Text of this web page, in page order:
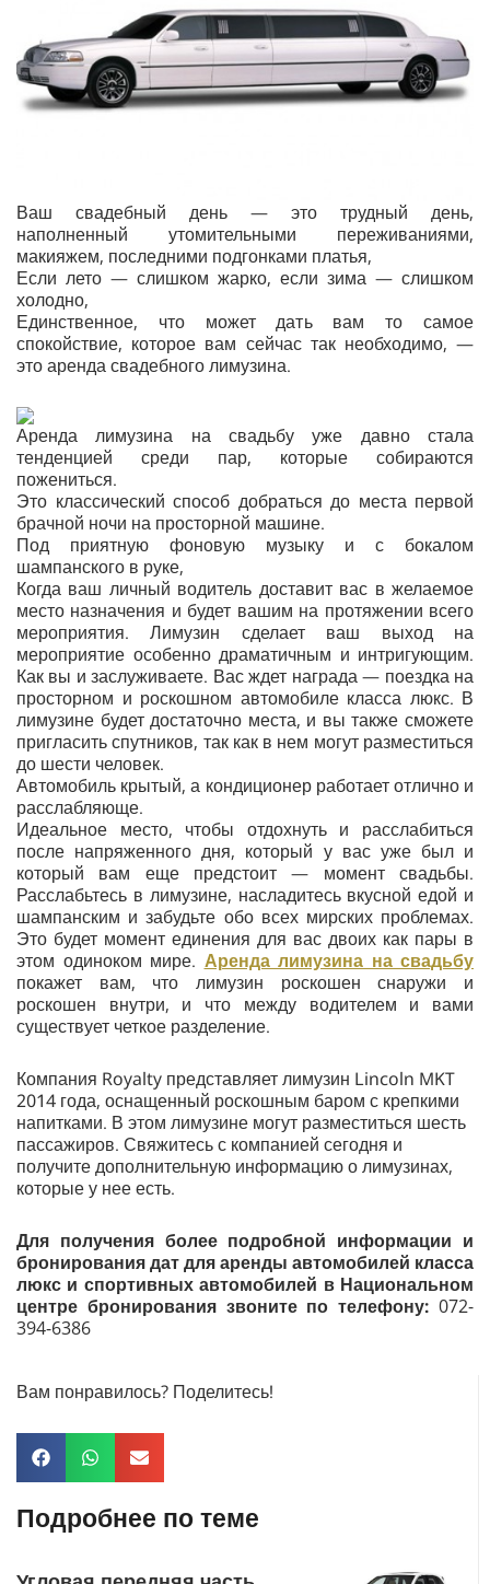
Ваш свадебный день — это трудный день,
наполненный утомительными переживаниями,
макияжем, последними подгонками платья,
Если лето — слишком жарко, если зима — слишком
холодно,
Единственное, что может дать вам то самое
спокойствие, которое вам сейчас так необходимо, —
это аренда свадебного лимузина.
Аренда лимузина на свадьбу уже давно стала
тенденцией среди пар, которые собираются
пожениться.
Это классический способ добраться до места первой
брачной ночи на просторной машине.
Под приятную фоновую музыку и с бокалом
шампанского в руке,
Когда ваш личный водитель доставит вас в желаемое
место назначения и будет вашим на протяжении всего
мероприятия. Лимузин сделает ваш выход на
мероприятие особенно драматичным и интригующим.
Как вы и заслуживаете. Вас ждет награда — поездка на
просторном и роскошном автомобиле класса люкс. В
лимузине будет достаточно места, и вы также сможете
пригласить спутников, так как в нем могут разместиться
до шести человек.
Автомобиль крытый, а кондиционер работает отлично и
расслабляюще.
Идеальное место, чтобы отдохнуть и расслабиться
после напряженного дня, который у вас уже был и
который вам еще предстоит — момент свадьбы.
Расслабьтесь в лимузине, насладитесь вкусной едой и
шампанским и забудьте обо всех мирских проблемах.
Это будет момент единения для вас двоих как пары в
этом одиноком мире. Аренда лимузина на свадьбу
покажет вам, что лимузин роскошен снаружи и
роскошен внутри, и что между водителем и вами
существует четкое разделение.
Компания Royalty представляет лимузин Lincoln MKT
2014 года, оснащенный роскошным баром с крепкими
напитками. В этом лимузине могут разместиться шесть
пассажиров. Свяжитесь с компанией сегодня и
получите дополнительную информацию о лимузинах,
которые у нее есть.
Для получения более подробной информации и
бронирования дат для аренды автомобилей класса
люкс и спортивных автомобилей в Национальном
центре бронирования звоните по телефону: 072-
394-6386
Вам понравилось? Поделитесь!
Подробнее по теме